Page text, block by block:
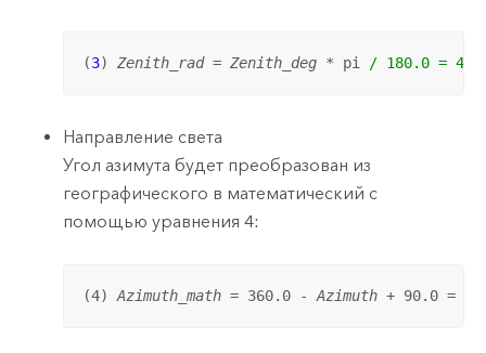
(3) Zenith_rad = Zenith_deg * pi / 180.0 =
Направление света
Угол азимута будет преобразован из
географического в математический с
помощью уравнения 4:
(4) Azimuth_math = 360.0 - Azimuth + 90.0 =